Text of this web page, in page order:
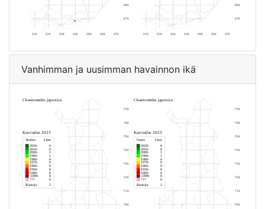
Vanhimman ja uusimman havainnon ikä